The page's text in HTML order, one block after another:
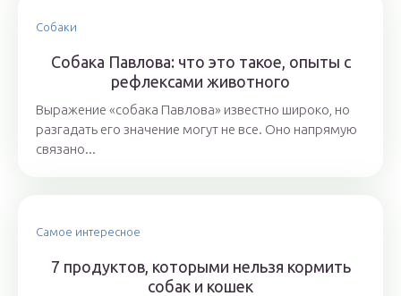
Собаки
Собака Павлова: что это такое, опыты с
рефлексами животного
Выражение «собака Павлова» известно широко, но
разгадать его значение могут не все. Оно напрямую
связано...
Самое интересное
7 продуктов, которыми нельзя кормить
собак и кошек